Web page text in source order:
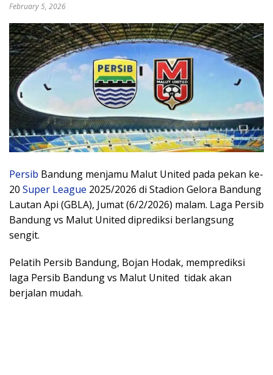
February 5, 2026
Persib Bandung menjamu Malut United pada pekan ke-
20 Super League 2025/2026 di Stadion Gelora Bandung
Lautan Api (GBLA), Jumat (6/2/2026) malam. Laga Persib
Bandung vs Malut United diprediksi berlangsung
sengit.
Pelatih Persib Bandung, Bojan Hodak, memprediksi
laga Persib Bandung vs Malut United tidak akan
berjalan mudah.